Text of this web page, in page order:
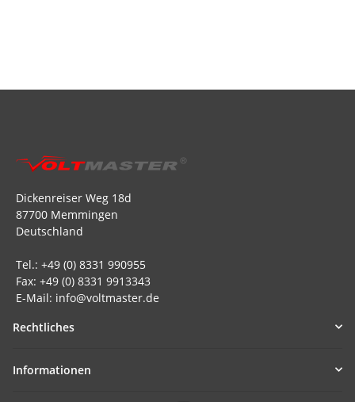
Dickenreiser Weg 18d
87700 Memmingen
Deutschland
Tel.: +49 (0) 8331 990955
Fax: +49 (0) 8331 9913343
E-Mail: info@voltmaster.de
Rechtliches
Informationen